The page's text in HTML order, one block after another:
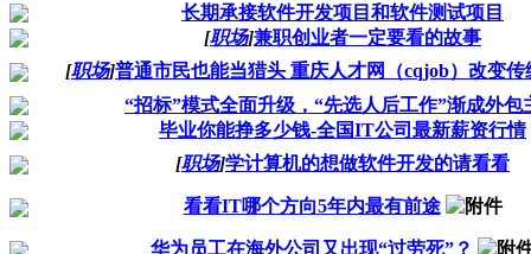
长期承接软件开发项目和软件测试项目
[职场]兼职创业者一定要看的故事
[职场]普通市民也能当猎头 重庆人才网（cqjob）改变传
“招标”模式全面升级，“先选人后工作”渐成外包
毕业你能挣多少钱-全国IT公司最新薪资行情
[职场]学计算机的想做软件开发的请看看
看看IT哪个方向5年内最有前途
华为员工在海外公司又出现“过劳死”？